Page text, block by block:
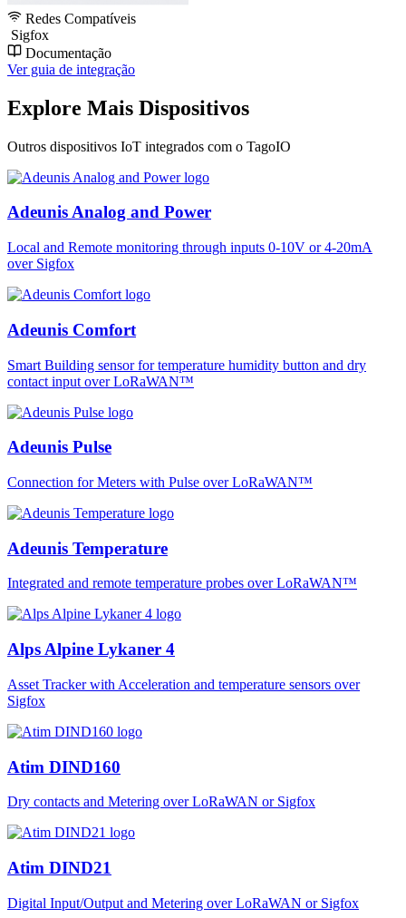
Redes Compatíveis
Sigfox
Documentação
Ver guia de integração
Explore Mais Dispositivos
Outros dispositivos IoT integrados com o TagoIO
Adeunis Analog and Power
Local and Remote monitoring through inputs 0-10V or 4-20mA
over Sigfox
Adeunis Comfort
Smart Building sensor for temperature humidity button and dry
contact input over LoRaWAN™
Adeunis Pulse
Connection for Meters with Pulse over LoRaWAN™
Adeunis Temperature
Integrated and remote temperature probes over LoRaWAN™
Alps Alpine Lykaner 4
Asset Tracker with Acceleration and temperature sensors over
Sigfox
Atim DIND160
Dry contacts and Metering over LoRaWAN or Sigfox
Atim DIND21
Digital Input/Output and Metering over LoRaWAN or Sigfox